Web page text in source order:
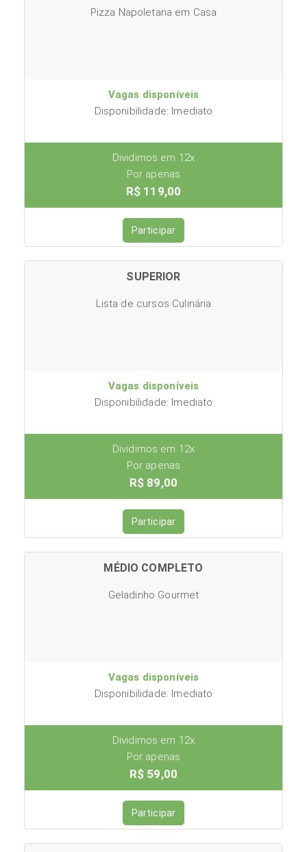
Pizza Napoletana em Casa
Vagas disponíveis
Disponibilidade: Imediato
Dividimos em 12x
Por apenas
R$ 119,00
Participar
SUPERIOR
Lista de cursos Culinária
Vagas disponíveis
Disponibilidade: Imediato
Dividimos em 12x
Por apenas
R$ 89,00
Participar
MÉDIO COMPLETO
Geladinho Gourmet
Vagas disponíveis
Disponibilidade: Imediato
Dividimos em 12x
Por apenas
R$ 59,00
Participar